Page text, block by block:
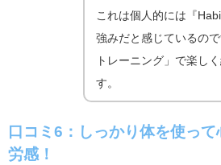
これは個人的には『
強みだと感じているの
トレーニング」で楽し
す。
口コミ6：しっかり体を使っ
労感！